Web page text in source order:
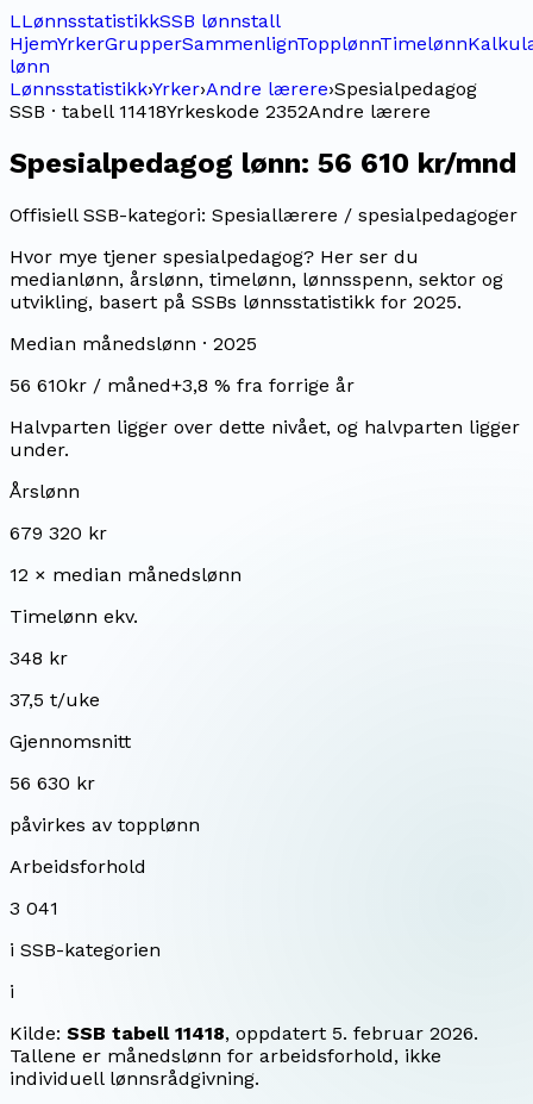
LLønnsstatistikkSSB lønnstall
HjemYrkerGrupperSammenlignTopplønnTimelønn
lønn
Lønnsstatistikk›Yrker›Andre lærere›Spesialpedagog
SSB · tabell 11418Yrkeskode 2352Andre lærere
Spesialpedagog lønn: 56 610 kr/mnd
Offisiell SSB-kategori: Spesiallærere / spesialpedagoger
Hvor mye tjener spesialpedagog? Her ser du
medianlønn, årslønn, timelønn, lønnsspenn, sektor og
utvikling, basert på SSBs lønnsstatistikk for 2025.
Median månedslønn · 2025
56 610kr / måned+3,8 % fra forrige år
Halvparten ligger over dette nivået, og halvparten ligger
under.
Årslønn
679 320 kr
12 × median månedslønn
Timelønn ekv.
348 kr
37,5 t/uke
Gjennomsnitt
56 630 kr
påvirkes av topplønn
Arbeidsforhold
3 041
i SSB-kategorien
i
Kilde: SSB tabell 11418, oppdatert 5. februar 2026.
Tallene er månedslønn for arbeidsforhold, ikke
individuell lønnsrådgivning.